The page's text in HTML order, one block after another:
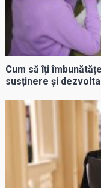
Cum să îți
susținere și